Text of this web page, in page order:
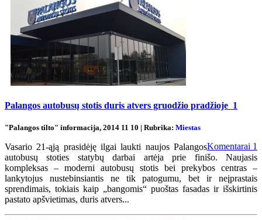
Palangos autobusų stotis duris atvers gruodžio pradžioje 1
"Palangos tilto" informacija, 2014 11 10 | Rubrika: Miestas
Komentarai 1
Vasario 21-ąją prasidėję ilgai laukti naujos Palangos
autobusų stoties statybų darbai artėja prie finišo. Naujasis
kompleksas – moderni autobusų stotis bei prekybos centras –
lankytojus nustebinsiantis ne tik patogumu, bet ir neįprastais
sprendimais, tokiais kaip „bangomis“ puoštas fasadas ir išskirtinis
pastato apšvietimas, duris atvers...